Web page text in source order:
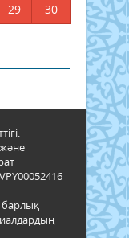
29
30
барлық